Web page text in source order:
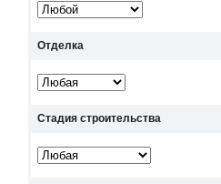
Отделка
Стадия строительства